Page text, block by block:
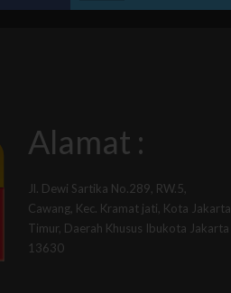
Alamat :
Jl. Dewi Sartika No.289, RW.5,
Cawang, Kec. Kramat jati, Kota Jakarta
Timur, Daerah Khusus Ibukota Jakarta
13630